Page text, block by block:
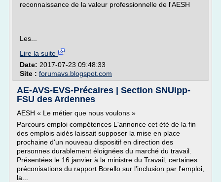
reconnaissance de la valeur professionnelle de l'AESH
Les...
Lire la suite
Date: 2017-07-23 09:48:33
Site : forumavs.blogspot.com
AE-AVS-EVS-Précaires | Section SNUipp-
FSU des Ardennes
AESH « Le métier que nous voulons »
Parcours emploi compétences L'annonce cet été de la fin
des emplois aidés laissait supposer la mise en place
prochaine d'un nouveau dispositif en direction des
personnes durablement éloignées du marché du travail.
Présentées le 16 janvier à la ministre du Travail, certaines
préconisations du rapport Borello sur l'inclusion par l'emploi,
la...